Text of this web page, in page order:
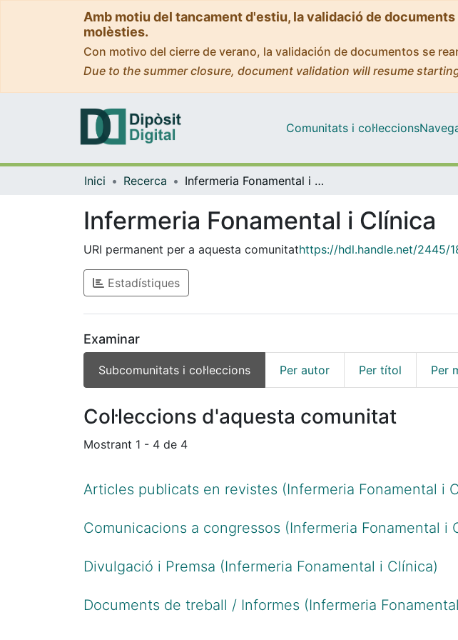
Amb motiu del tancament d'estiu, la validació de
molèsties.
Con motivo del cierre de verano, la validación de documentos se
Due to the summer closure, document validation will resume
Comunitats i col·leccions
Inici Recerca Infermeria Fonamental i Clínica
Infermeria Fonamental i Clínica
URI permanent per a aquesta comunitathttps://hdl.handle.net/2445/
Estadístiques
Examinar
Subcomunitats i col·leccions Per autor Per títol Per
Col·leccions d'aquesta comunitat
Mostrant 1 - 4 de 4
Articles publicats en revistes (Infermeria Fonamental i
Comunicacions a congressos (Infermeria Fonamental i
Divulgació i Premsa (Infermeria Fonamental i Clínica)
Documents de treball / Informes (Infermeria